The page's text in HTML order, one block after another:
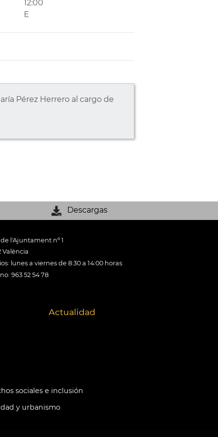
12:00
E
Pérez Herrero al cargo de
Descargas
l'Ajuntament nº 1
València
lunes a viernes de 8:30 a 14:00 horas
963 52 54 78
Actualidad
sociales e inclusión
y urbanismo